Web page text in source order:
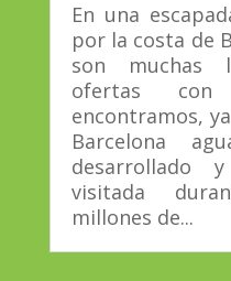
En una
por la costa de
son muchas
ofertas
encontramos,
Barcelona
desarrollado
visitada
millones de...